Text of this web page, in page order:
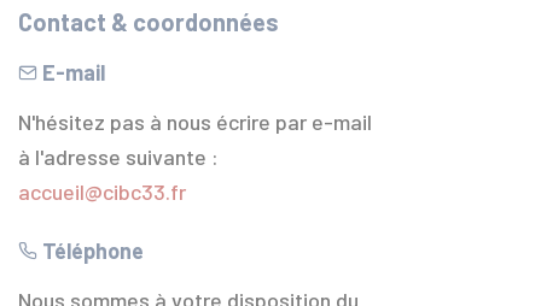
Contact & coordonnées
E-mail
N'hésitez pas à nous écrire par e-mail
à l'adresse suivante :
accueil@cibc33.fr
Téléphone
Nous sommes à votre disposition du